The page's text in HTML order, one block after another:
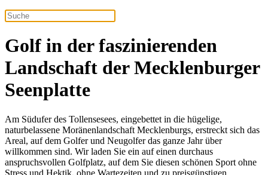
Golf in der faszinierenden
Landschaft der Mecklenburger
Seenplatte
Am Südufer des Tollensesees, eingebettet in die hügelige,
naturbelassene Moränenlandschaft Mecklenburgs, erstreckt sich das
Areal, auf dem Golfer und Neugolfer das ganze Jahr über
willkommen sind. Wir laden Sie ein auf einen durchaus
anspruchsvollen Golfplatz, auf dem Sie diesen schönen Sport ohne
Stress und Hektik, ohne Wartezeiten und zu preisgünstigen